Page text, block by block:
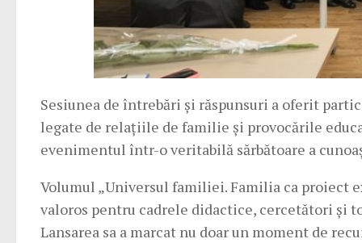
Sesiunea de întrebări și răspunsuri a oferit
legate de relațiile de familie și provocările
evenimentul într-o veritabilă sărbătoare a
Volumul „Universul familiei. Familia ca
valoros pentru cadrele didactice, cercetători și
Lansarea sa a marcat nu doar un moment de